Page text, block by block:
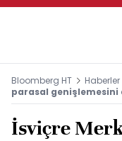
Bloomberg HT Haberler
parasal genişlemesini
İsviçre